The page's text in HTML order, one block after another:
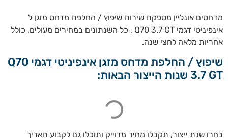
מדחסים אונליין מספקת שירות שיפוץ / החלפת מדחס מזגן ל
אינפיניטי דגמי Q70 3.7 GT , כל השנתונים במחירים מעולים, כולל
אחריות מלאה לחצי שנה.
שיפוץ / החלפת מדחס מזגן אינפיניטי דגמי Q70
3.7 GT שנות הייצור הבאות:
בחרו שנת ייצור, תקבלו מחיר מדוייק ותוכלו גם לקבוע תאריך